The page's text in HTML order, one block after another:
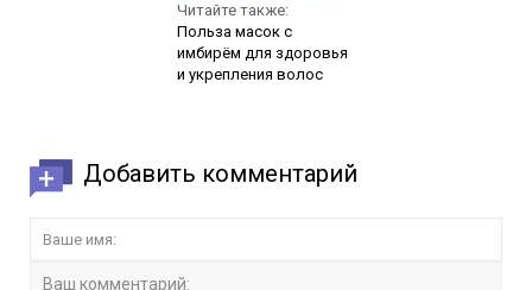
Читайте также:
Польза масок с
имбирём для здоровья
и укрепления волос
Добавить комментарий